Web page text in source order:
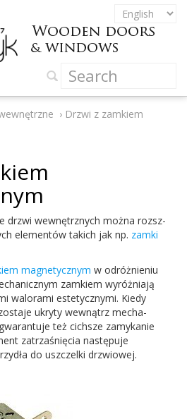
› Drzwi z zamkiem
drzwi wewnętrznych można rozsz­
ele­men­tów takich jak np. zamki
mag­ne­ty­cznym w odróżnie­niu
zamkiem wyróż­ni­ają
walo­rami este­ty­cznymi. Kiedy
ukryty wewnątrz mech­a­
też cich­sze zamykanie
zatrza­śnię­cia następuje
do uszczelki drzwiowej.